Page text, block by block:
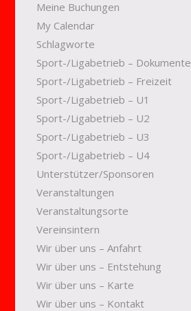
Meine Buchungen
My Calendar
Schlagworte
Sport-/Ligabetrieb – Dokumente
Sport-/Ligabetrieb – Freizeit
Sport-/Ligabetrieb – U1
Sport-/Ligabetrieb – U2
Sport-/Ligabetrieb – U3
Sport-/Ligabetrieb – U4
Unterstützer/Sponsoren
Veranstaltungen
Veranstaltungsorte
Vereinsintern
Wir über uns – Anfahrt
Wir über uns – Entstehung
Wir über uns – Karte
Wir über uns – Kontakt